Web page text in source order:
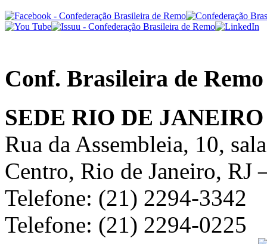
Conf. Brasileira de Remo
SEDE RIO DE JANEIRO
Rua da Assembleia, 10,
Centro, Rio de Janeiro, RJ
Telefone: (21) 2294-3342
Telefone: (21) 2294-0225